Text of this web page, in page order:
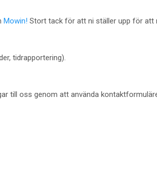
Mowin! Stort tack för att ni ställer upp för att
tidrapportering).
till oss genom att använda